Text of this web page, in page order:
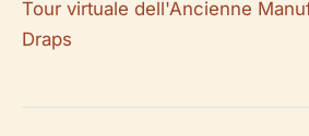
Tour virtuale dell'Ancienne
Draps